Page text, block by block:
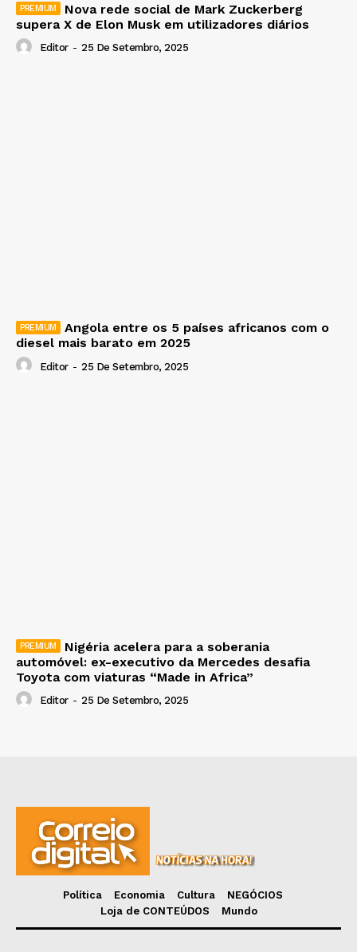
Nova rede social de Mark Zuckerberg
supera X de Elon Musk em utilizadores diários
Editor - 25 De Setembro, 2025
Angola entre os 5 países africanos com o
diesel mais barato em 2025
Editor - 25 De Setembro, 2025
Nigéria acelera para a soberania
automóvel: ex-executivo da Mercedes desafia
Toyota com viaturas “Made in Africa”
Editor - 25 De Setembro, 2025
Política Economia Cultura
NEGÓCIOS
Loja de CONTEÚDOS
Mundo